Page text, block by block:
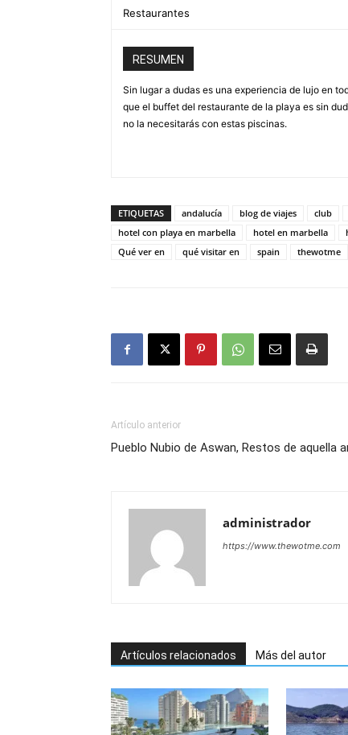
Restaurantes
RESUMEN
Sin lugar a dudas es una experiencia de lujo en
que el buffet del restaurante de la playa es sin
no la necesitarás con estas piscinas.
ETIQUETAS andalucía blog de viajes club
hotel con playa en marbella
hotel en marbella
Qué ver en
qué visitar en spain thewotme
Artículo anterior
Pueblo Nubio de Aswan, Restos de aquella
administrador
https://www.thewotme.com
Artículos relacionados Más del autor